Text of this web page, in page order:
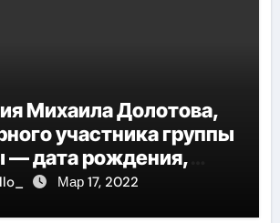
Михаила Долотова,
участника группы
— дата рождения,
путь и невероятные
Мар 17, 2022